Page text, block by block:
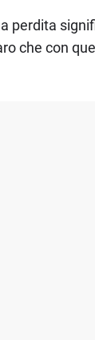
perdita
che con